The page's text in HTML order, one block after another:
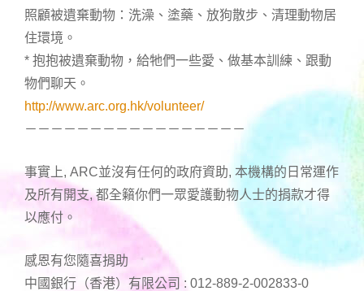
照顧被遺棄動物：洗澡、塗藥、放狗散步、清理動物居
住環境。
* 抱抱被遺棄動物，給牠們一些愛、做基本訓練、跟動
物們聊天。
http://www.arc.org.hk/volunteer/
－－－－－－－－－－－－－－－－－
事實上, ARC並沒有任何的政府資助, 本機構的日常運作
及所有開支, 都全籟你們一眾愛護動物人士的捐款才得
以應付。
感恩有您隨喜捐助
中國銀行（香港）有限公司 : 012-889-2-002833-0